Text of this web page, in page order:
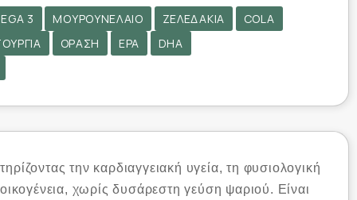
3 ΜΟΥΡΟΥΝΈΛΑΙΟ ΖΕΛΕΔΆΚΙΑ
COLA
ΌΡΑΣΗ EPA DHA
την καρδιαγγειακή υγεία, τη φυσιολογική
χωρίς δυσάρεστη γεύση ψαριού. Είναι